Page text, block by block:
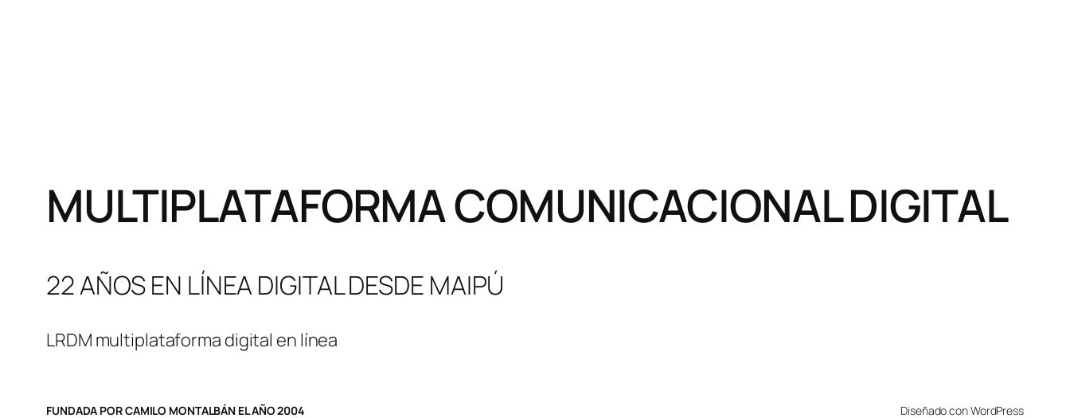
MULTIPLATAFORMA COMUNICACIONAL DIGITAL
22 AÑOS EN LÍNEA DIGITAL DESDE MAIPÚ
LRDM multiplataforma digital en línea
FUNDADA POR CAMILO MONTALBÁN EL AÑO 2004 Diseñado con WordPress